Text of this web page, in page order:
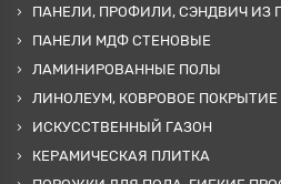
ПАНЕЛИ, ПРОФИЛИ, СЭНДВИЧ ИЗ
ПАНЕЛИ МДФ СТЕНОВЫЕ
ЛАМИНИРОВАННЫЕ ПОЛЫ
ЛИНОЛЕУМ, КОВРОВОЕ ПОКРЫТИЕ
ИСКУССТВЕННЫЙ ГАЗОН
КЕРАМИЧЕСКАЯ ПЛИТКА